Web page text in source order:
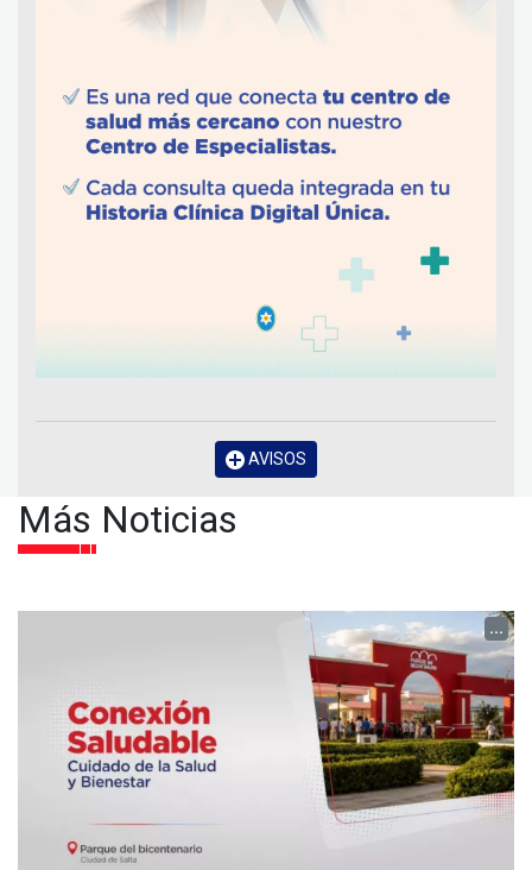
AVISOS
Más Noticias
...